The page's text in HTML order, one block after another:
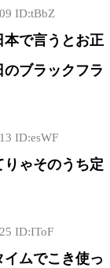
ID:tBbZ
本で言うとお正
ブラックフラ
ID:esWF
ゃそのうち定
ID:IToF
ムでこき使っ